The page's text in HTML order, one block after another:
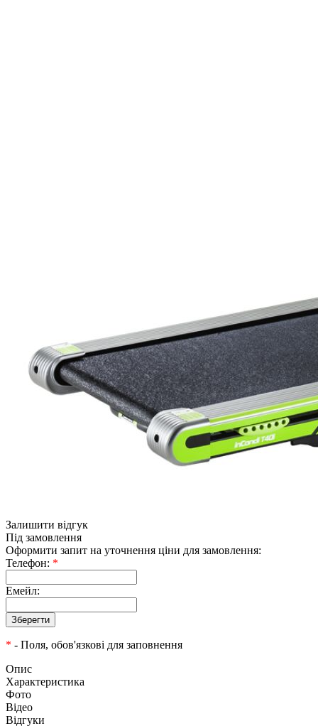
Залишити відгук
Під замовлення
Оформити запит на уточнення ціни для замовлення:
Телефон: *
Емейл:
* - Поля, обов'язкові для заповнення
Опис
Характеристика
Фото
Відео
Відгуки